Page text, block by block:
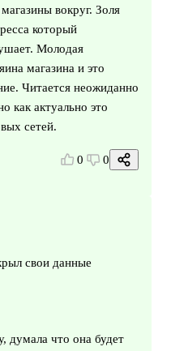
вокруг. Золя
который
Молодая
магазина и это
Читается неожиданно
как актуально это
сетей.
0 0
свои данные
думала что она будет